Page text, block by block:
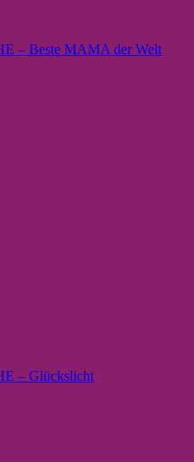
– Beste MAMA der Welt
– Glückslicht